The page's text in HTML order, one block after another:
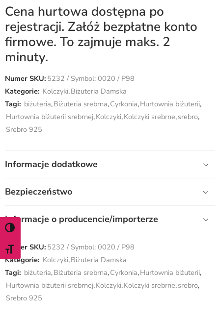
WŁĄCZ TRYB WYSOKIEGO KONTRASTU
ZMIEŃ ROZMIAR CZCIONKI
Cena hurtowa dostępna po
rejestracji. Załóż bezpłatne konto
firmowe. To zajmuje maks. 2
minuty.
Numer SKU: 5232 / Symbol: 0020 / P98
Kategorie: Kolczyki,Biżuteria Damska
Tagi: biżuteria,Biżuteria srebrna,Cyrkonia,Hurtownia biżuterii,
Hurtownia biżuterii srebrnej,Kolczyki,Kolczyki srebrne,srebro,
Srebro 925
Informacje dodatkowe
Bezpieczeństwo
Informacje o producencie/importerze
Numer SKU: 5232 / Symbol: 0020 / P98
Kategorie: Kolczyki,Biżuteria Damska
Tagi: biżuteria,Biżuteria srebrna,Cyrkonia,Hurtownia biżuterii,
Hurtownia biżuterii srebrnej,Kolczyki,Kolczyki srebrne,srebro,
Srebro 925